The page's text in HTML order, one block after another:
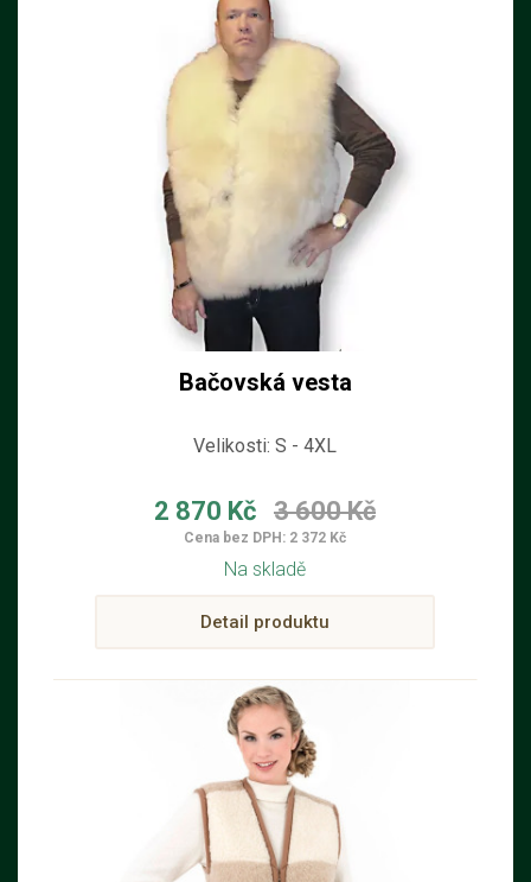
Bačovská vesta
Velikosti: S - 4XL
2 870 Kč 3 600 Kč
Cena bez DPH: 2 372 Kč
Na skladě
Detail produktu